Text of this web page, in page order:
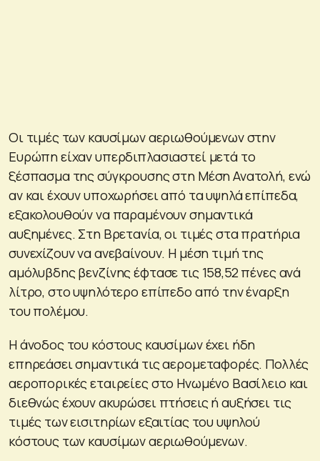
Οι τιμές των καυσίμων αεριωθούμενων στην
Ευρώπη είχαν υπερδιπλασιαστεί μετά το
ξέσπασμα της σύγκρουσης στη Μέση Ανατολή, ενώ
αν και έχουν υποχωρήσει από τα υψηλά επίπεδα,
εξακολουθούν να παραμένουν σημαντικά
αυξημένες. Στη Βρετανία, οι τιμές στα πρατήρια
συνεχίζουν να ανεβαίνουν. Η μέση τιμή της
αμόλυβδης βενζίνης έφτασε τις 158,52 πένες ανά
λίτρο, στο υψηλότερο επίπεδο από την έναρξη
του πολέμου.
Η άνοδος του κόστους καυσίμων έχει ήδη
επηρεάσει σημαντικά τις αερομεταφορές. Πολλές
αεροπορικές εταιρείες στο Ηνωμένο Βασίλειο και
διεθνώς έχουν ακυρώσει πτήσεις ή αυξήσει τις
τιμές των εισιτηρίων εξαιτίας του υψηλού
κόστους των καυσίμων αεριωθούμενων.